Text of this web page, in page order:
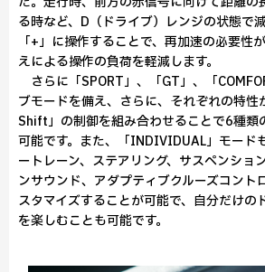
る時など、D（ドライブ）レンジの状態で
「+」に操作することで、再加速の必要性
えによる操作の負荷を軽減します。
さらに「SPORT」、「GT」、「
ブモードを備え、さらに、それぞれの特
Shift」の制御を組み合わせることで6種類
可能です。また、「INDIVIDUAL」モード
ートレーン、ステアリング、サスペンショ
ンサウンド、アダプティブクルーズコント
スタマイズすることが可能で、自分だけの
を楽しむことも可能です。